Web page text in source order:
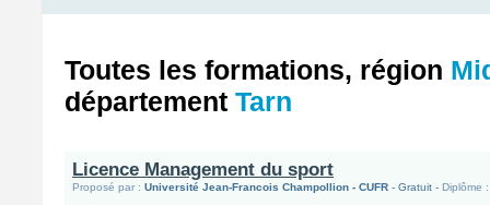
Toutes les formations, région
département Tarn
Licence Management du sport
Proposé par : Université Jean-Francois Champollion - CUFR - Gratuit - Diplôme :